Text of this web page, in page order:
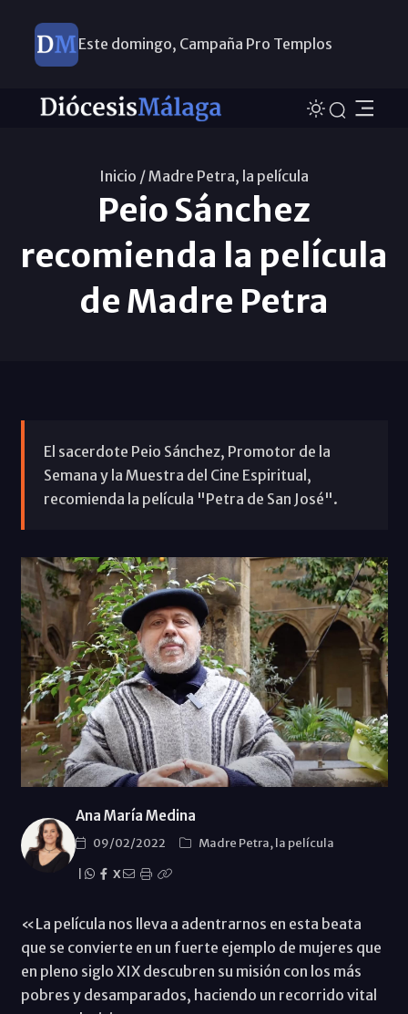
Este domingo, Campaña Pro Templos
Inicio /Madre Petra, la película
Peio Sánchez
recomienda la película
de Madre Petra
El sacerdote Peio Sánchez, Promotor de la
Semana y la Muestra del Cine Espiritual,
recomienda la película "Petra de San José".
Ana María Medina
09/02/2022
Madre Petra, la película
X
«La película nos lleva a adentrarnos en esta beata
que se convierte en un fuerte ejemplo de mujeres que
en pleno siglo XIX descubren su misión con los más
pobres y desamparados, haciendo un recorrido vital